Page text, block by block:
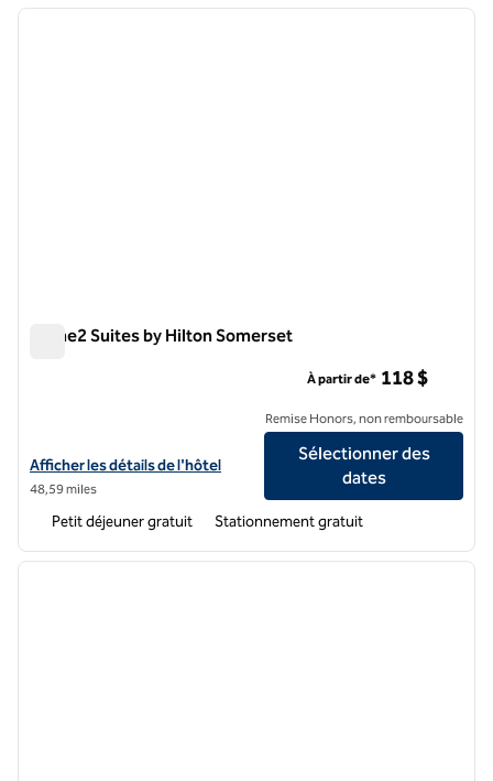
1 sur 12
Home2 Suites by Hilton Somerset
Afficher les détails de l'hôtel Home2 Suites by Hilton Somerset
Afficher les détails de l'hôtel
48,59 miles
À partir de* 118 $
Remise Honors, non remboursable
Sélectionner des
dates
Petit déjeuner gratuit Stationnement gratuit
1 sur 12